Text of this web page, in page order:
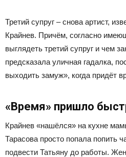
Третий супруг – снова артист,
Крайнев. Причём, согласно
выглядеть третий супруг и чем
предсказала уличная гадалка,
выходить замуж», когда придёт
«Время» пришло
Крайнев «нашёлся» на кухне
Тарасова просто попала попить
подвести Татьяну до работы.